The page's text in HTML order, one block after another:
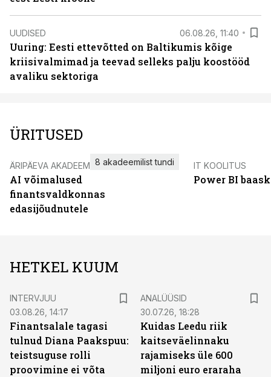
UUDISED 06.08.26, 11:40
Uuring: Eesti ettevõtted on Baltikumis kõige
kriisivalmimad ja teevad selleks palju koostööd
avaliku sektoriga
ÜRITUSED
ÄRIPÄEVA AKADEEMIA
AI võimalused
finantsvaldkonnas
edasijõudnutele
8 akadeemilist tundi IT KOOLITUS
Power BI
HETKEL KUUM
INTERVJUU
03.08.26, 14:17
Finantsalale tagasi
tulnud Diana Paakspuu:
teistsuguse rolli
proovimine ei võta
ANALÜÜSID
30.07.26, 18:28
Kuidas Leedu riik
kaitseväelinnaku
rajamiseks üle 600
miljoni euro eraraha